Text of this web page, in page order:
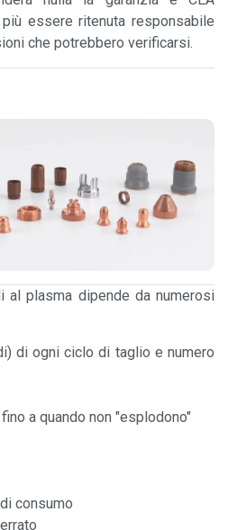
più essere ritenuta responsabile
che potrebbero verificarsi.
al plasma dipende da numerosi
di ogni ciclo di taglio e numero
a quando non "esplodono"
consumo